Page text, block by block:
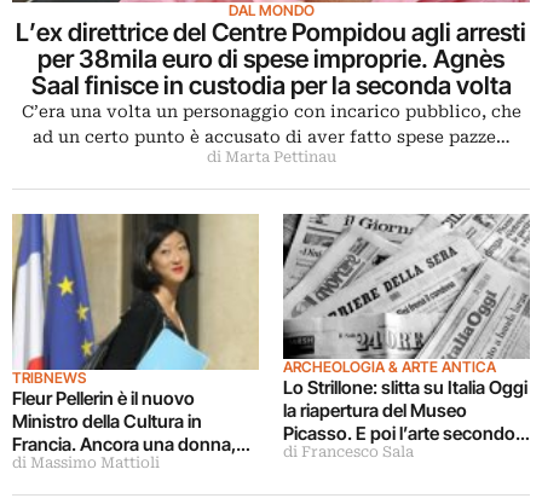
DAL MONDO
L’ex direttrice del Centre Pompidou agli arresti
per 38mila euro di spese improprie. Agnès
Saal finisce in custodia per la seconda volta
C’era una volta un personaggio con incarico pubblico, che
ad un certo punto è accusato di aver fatto spese pazze…
di Marta Pettinau
TRIBNEWS
Fleur Pellerin è il nuovo
Ministro della Cultura in
Francia. Ancora una donna,
ancora una “straniera”.
L’erede di Aurélie Filippetti è
di Massimo Mattioli
ARCHEOLOGIA & ARTE ANTICA
Lo Strillone: slitta su Italia Oggi
la riapertura del Museo
Picasso. E poi l’arte secondo
Bergoglio, antichità a Palermo,
di Francesco Sala